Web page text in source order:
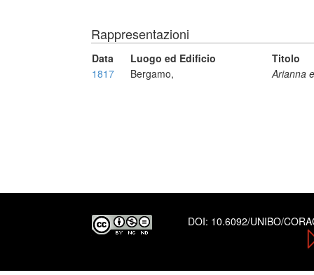
Rappresentazioni
Data Luogo ed Edificio
Titolo
1817
Bergamo, Arianna
DOI: 10.6092/UNIBO/